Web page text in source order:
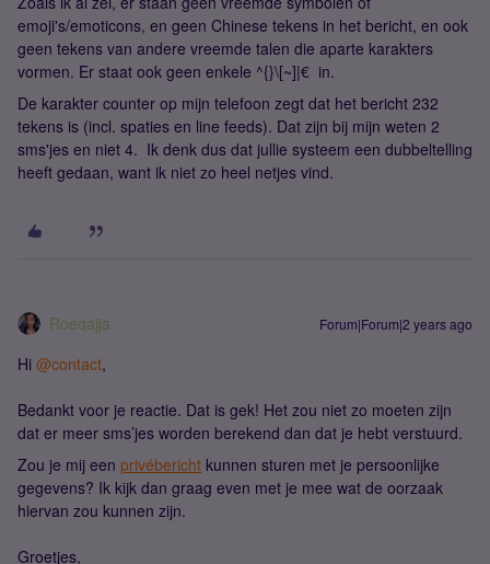
emoji's/emoticons, en geen Chinese tekens in het bericht, en ook
geen tekens van andere vreemde talen die aparte karakters
vormen. Er staat ook geen enkele ^{}\[~]|€ in.
De karakter counter op mijn telefoon zegt dat het bericht 232
tekens is (incl. spaties en line feeds). Dat zijn bij mijn weten 2
sms'jes en niet 4. Ik denk dus dat jullie systeem een dubbeltelling
heeft gedaan, want ik niet zo heel netjes vind.
Roeqajja Forum|Forum|2 years ago
Hi @contact,
Bedankt voor je reactie. Dat is gek! Het zou niet zo moeten zijn
dat er meer sms’jes worden berekend dan dat je hebt verstuurd.
Zou je mij een privébericht kunnen sturen met je persoonlijke
gegevens? Ik kijk dan graag even met je mee wat de oorzaak
hiervan zou kunnen zijn.
Groetjes,